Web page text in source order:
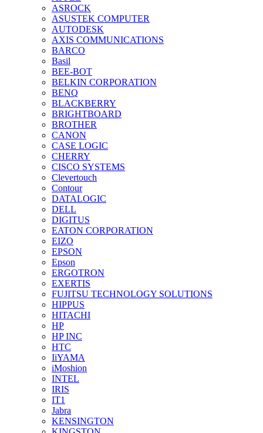
ASROCK
ASUSTEK COMPUTER
AUTODESK
AXIS COMMUNICATIONS
BARCO
Basil
BEE-BOT
BELKIN CORPORATION
BENQ
BLACKBERRY
BRIGHTBOARD
BROTHER
CANON
CASE LOGIC
CHERRY
CISCO SYSTEMS
Clevertouch
Contour
DATALOGIC
DELL
DIGITUS
EATON CORPORATION
EIZO
EPSON
Epson
ERGOTRON
EXERTIS
FUJITSU TECHNOLOGY SOLUTIONS
HIPPUS
HITACHI
HP
HP INC
HTC
IiYAMA
iMoshion
INTEL
IRIS
IT1
Jabra
KENSINGTON